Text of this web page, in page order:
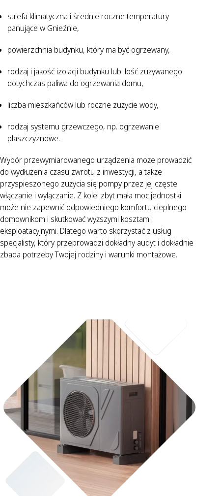
strefa klimatyczna i średnie roczne temperatury
panujące w Gnieźnie,
powierzchnia budynku, który ma być ogrzewany,
rodzaj i jakość izolacji budynku lub ilość zużywanego
dotychczas paliwa do ogrzewania domu,
liczba mieszkańców lub roczne zużycie wody,
rodzaj systemu grzewczego, np. ogrzewanie
płaszczyznowe.
Wybór przewymiarowanego urządzenia może prowadzić
do wydłużenia czasu zwrotu z inwestycji, a także
przyspieszonego zużycia się pompy przez jej częste
włączanie i wyłączanie. Z kolei zbyt mała moc jednostki
może nie zapewnić odpowiedniego komfortu cieplnego
domownikom i skutkować wyższymi kosztami
eksploatacyjnymi. Dlatego warto skorzystać z usług
specjalisty, który przeprowadzi dokładny audyt i dokładnie
zbada potrzeby Twojej rodziny i warunki montażowe.